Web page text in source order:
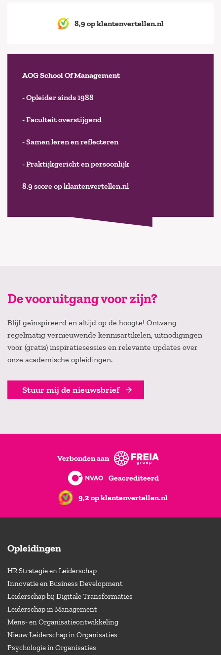
8,9 op klantenvertellen.nl
AOG School Of Management
- Opleider sinds 1988
- Faculteit overstijgend
- Samen leren en reflecteren
- Praktijkgericht en persoonlijk
8,9 score op klantenvertellen.nl
De vooruitgang voor zijn?
Blijf geïnspireerd en altijd op de hoogte! Ontvang
regelmatig vernieuwende kennisartikelen, uitnodigingen
voor (gratis) inspiratiesessies en relevante updates over
onze academische opleidingen.
Stuur mij de nieuwsbrief
Verbonden aan
Geacrediteerd
9,2 op klantenvertellen.nl
Opleidingen
HR Strategie en Leiderschap
Innovatie en Business Development
Leiderschap bij Digitale Transformaties
Leiderschap in Management
Mens- en Organisatieontwikkeling
Nieuw Leiderschap in Organisaties
Psychologie in Organisaties